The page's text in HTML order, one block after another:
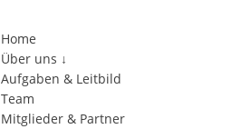
Home
Über uns ↓
Aufgaben & Leitbild
Team
Mitglieder & Partner